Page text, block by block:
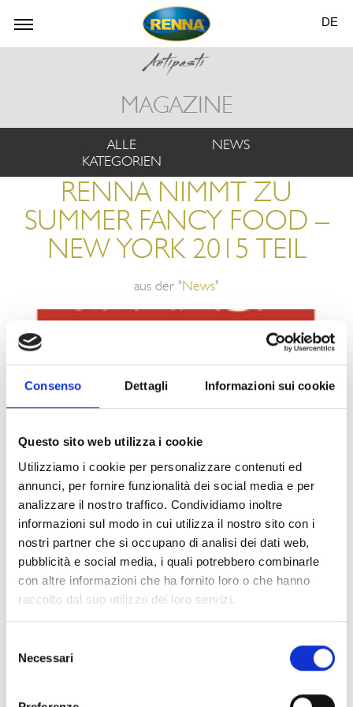
Consenso Dettagli Informazioni sui cookie
Questo sito web utilizza i cookie
Utilizziamo i cookie per personalizzare contenuti ed
annunci, per fornire funzionalità dei social media e per
analizzare il nostro traffico. Condividiamo inoltre
informazioni sul modo in cui utilizza il nostro sito con i
nostri partner che si occupano di analisi dei dati web,
pubblicità e social media, i quali potrebbero combinarle
con altre informazioni che ha fornito loro o che hanno
raccolto dal suo utilizzo dei loro servizi.
delNecessari
DE
MAGAZINE
ALLE
KATEGORIEN
NEWS
RENNA NIMMT ZU
SUMMER FANCY FOOD –
NEW YORK 2015 TEIL
aus der "News"
Renna fliegt nach New York für dieSummer Fancy FoodVeranstaltung
Die Summer Fancy Food ist ein wichtiges Schaufenster für unsere
Produkte und die Marke Made in Italy in den Vereinigten Staaten zu